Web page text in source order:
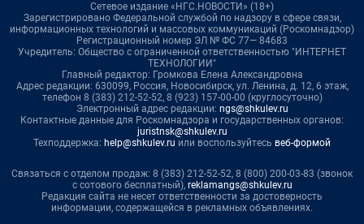
Сетевое издание «НГС.НОВОСТИ» (18+)
Зарегистрировано Федеральной службой по надзору в сфере связи,
информационных технологий и массовых коммуникаций (Роскомнадзор)
Регистрационный номер ЭЛ № ФС 77— 84683
Учредитель: Общество с ограниченной ответственностью "ИНТЕРНЕТ
ТЕХНОЛОГИИ"
Главный редактор: Громкова Елена Александровна
Адрес редакции: 630099, Россия, Новосибирск, ул. Ленина, д. 12, 6 этаж,
телефон 8 (383) 212-52-52, 8 (923) 157-00-00 (круглосуточно)
Электронный адрес редакции: ngs@shkulev.ru
Контактные данные для Роскомнадзора и государственных органов:
juristnsk@shkulev.ru
Техподдержка: help@shkulev.ru или воспользуйтесь веб-формой
Связаться с отделом продаж: 8 (383) 212-52-52, 8 (800) 200-03-83 (звонок
с сотового бесплатный), reklamangs@shkulev.ru
Редакция сайта не несет ответственности за достоверность
информации, содержащейся в рекламных объявлениях.